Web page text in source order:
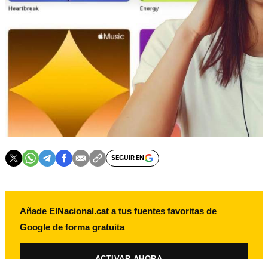
SEGUIR EN
Añade ElNacional.cat a tus fuentes favoritas de
Google de forma gratuita